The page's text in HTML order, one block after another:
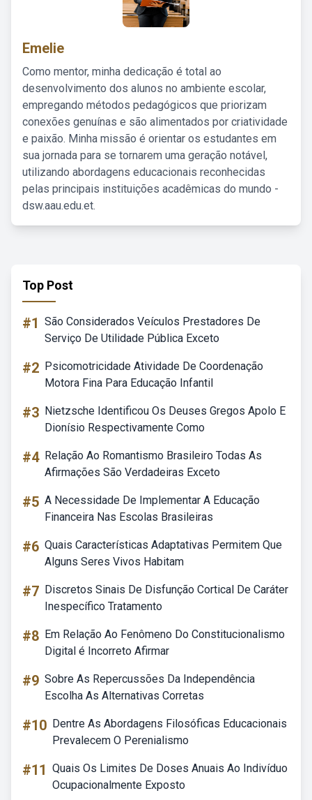
Emelie
Como mentor, minha dedicação é total ao
desenvolvimento dos alunos no ambiente escolar,
empregando métodos pedagógicos que priorizam
conexões genuínas e são alimentados por criatividade
e paixão. Minha missão é orientar os estudantes em
sua jornada para se tornarem uma geração notável,
utilizando abordagens educacionais reconhecidas
pelas principais instituições acadêmicas do mundo -
dsw.aau.edu.et.
Top Post
#1 São Considerados Veículos Prestadores De
Serviço De Utilidade Pública Exceto
#2 Psicomotricidade Atividade De Coordenação
Motora Fina Para Educação Infantil
#3 Nietzsche Identificou Os Deuses Gregos Apolo E
Dionísio Respectivamente Como
#4 Relação Ao Romantismo Brasileiro Todas As
Afirmações São Verdadeiras Exceto
#5 A Necessidade De Implementar A Educação
Financeira Nas Escolas Brasileiras
#6 Quais Características Adaptativas Permitem Que
Alguns Seres Vivos Habitam
#7 Discretos Sinais De Disfunção Cortical De Caráter
Inespecífico Tratamento
#8 Em Relação Ao Fenômeno Do Constitucionalismo
Digital é Incorreto Afirmar
#9 Sobre As Repercussões Da Independência
Escolha As Alternativas Corretas
#10 Dentre As Abordagens Filosóficas Educacionais
Prevalecem O Perenialismo
#11 Quais Os Limites De Doses Anuais Ao Indivíduo
Ocupacionalmente Exposto